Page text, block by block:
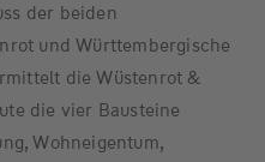
der beiden
und Württembergische
die Wüstenrot &
die vier Bausteine
Wohneigentum,